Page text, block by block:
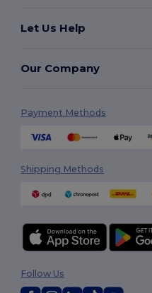
Let Us Help
Our Company
Payment Methods
Shipping Methods
Follow Us